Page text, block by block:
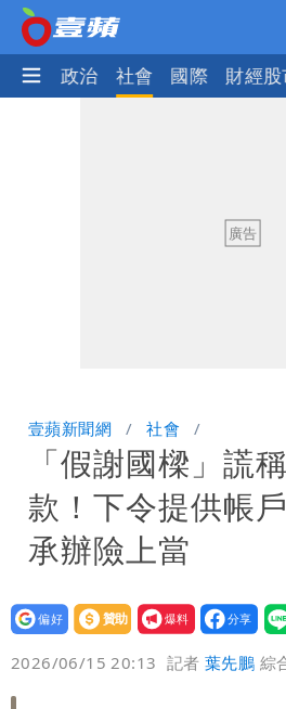
生活 政治 社會 國際 財經
壹蘋新聞網 社會
「假謝國樑」謊
款！下令提供帳
承辦險上當
設為
贊助
我要
爆料
2026/06/15 20:13 記者葉先鵬 綜